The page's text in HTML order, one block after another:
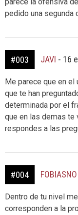
pedido una segunda
#003 JAVI - 16
Me parece que en el
que te han
determinada por el
que en las demas te
respondes a las
#004 FOBIASNO
Dentro de tu nivel
corresponden a la